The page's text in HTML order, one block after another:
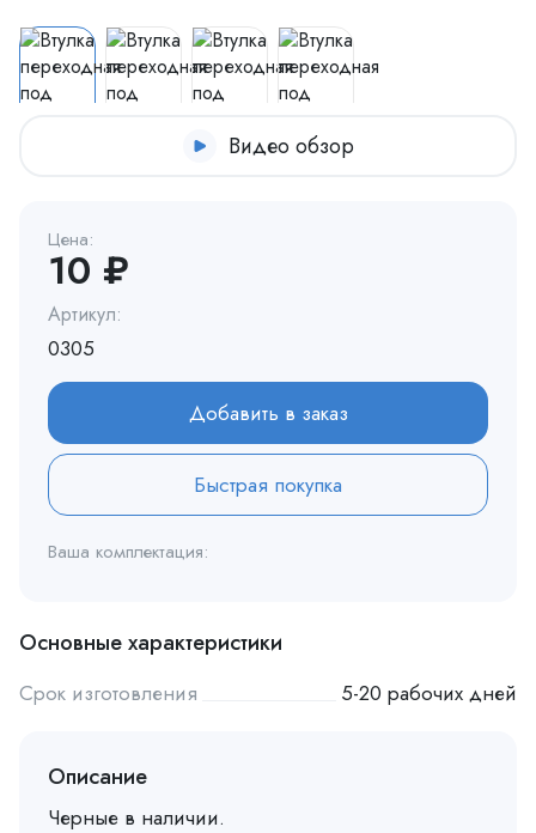
Видео обзор
Цена:
10 ₽
Артикул:
0305
Добавить в заказ
Быстрая покупка
Ваша комплектация:
Основные характеристики
Срок изготовления 5-20 рабочих дней
Описание
Черные в наличии.